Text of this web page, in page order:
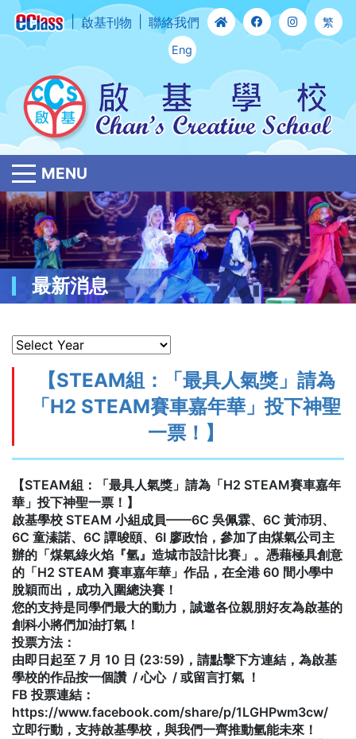
啟基刊物 聯絡我們 繁
Eng
MENU
最新消息
【STEAM組：「最具人氣獎」請為
「H2 STEAM賽車嘉年華」投下神聖
一票！】
【STEAM組：「最具人氣獎」請為「H2 STEAM賽車嘉年
華」投下神聖一票！】
啟基學校 STEAM 小組成員——6C 吳佩霖、6C 黃沛玥、
6C 童溱諾、6C 譚晙頤、6I 廖政怡，參加了由煤氣公司主
辦的「煤氣綠火焰『氫』造城市設計比賽」。憑藉極具創意
的「H2 STEAM 賽車嘉年華」作品，在全港 60 間小學中
脫穎而出，成功入圍總決賽！
您的支持是同學們最大的動力，誠邀各位親朋好友為啟基的
創科小將們加油打氣！
投票方法：
由即日起至 7 月 10 日 (23:59)，請點擊下方連結，為啟基
學校的作品按一個讚 / 心心 / 或留言打氣 ！
FB 投票連結：
https://www.facebook.com/share/p/1LGHPwm3cw/
立即行動，支持啟基學校，與我們一齊推動氫能未來！